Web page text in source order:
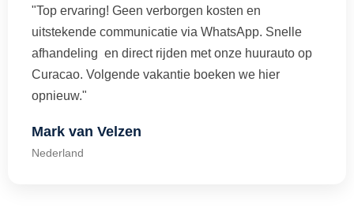
"Top ervaring! Geen verborgen kosten en
uitstekende communicatie via WhatsApp. Snelle
afhandeling en direct rijden met onze huurauto op
Curacao. Volgende vakantie boeken we hier
opnieuw."
Mark van Velzen
Nederland